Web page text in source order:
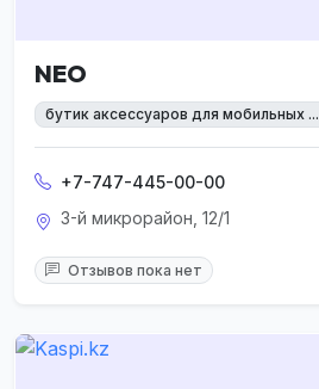
NEO
бутик аксессуаров для мобильных ...
+7-747-445-00-00
3-й микрорайон, 12/1
Отзывов пока нет